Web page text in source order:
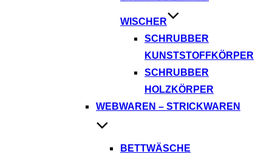
WISCHER
SCHRUBBER
KUNSTSTOFFKÖRPER
SCHRUBBER
HOLZKÖRPER
WEBWAREN – STRICKWAREN
BETTWÄSCHE